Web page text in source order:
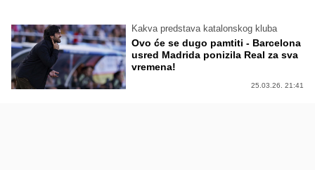
Kakva predstava katalonskog kluba
Ovo će se dugo pamtiti - Barcelona
usred Madrida ponizila Real za sva
vremena!
25.03.26. 21:41